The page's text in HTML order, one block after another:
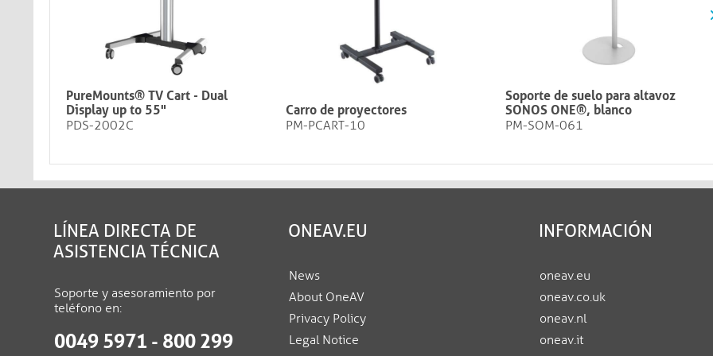
PureMounts® TV Cart - Dual
Display up to 55"
PDS-2002C
Carro de proyectores
PM-PCART-10
Soporte de suelo para altavoz
SONOS ONE®, blanco
PM-SOM-061
LÍNEA DIRECTA DE
ASISTENCIA TÉCNICA
Soporte y asesoramiento por
teléfono en:
0049 5971 - 800 299
ONEAV.EU
News
About OneAV
Privacy Policy
Legal Notice
INFORMACIÓN
oneav.eu
oneav.co.uk
oneav.nl
oneav.it